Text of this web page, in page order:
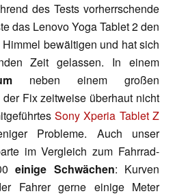
des Tests vorherrschende
das Lenovo Yoga Tablet 2 den
bewältigen und hat sich
Zeit gelassen. In einem
neben einem großen
Fix zeitweise überhaut nicht
Sony Xperia Tablet Z
Probleme. Auch unser
im Vergleich zum Fahrrad-
einige Schwächen: Kurven
Fahrer gerne einige Meter